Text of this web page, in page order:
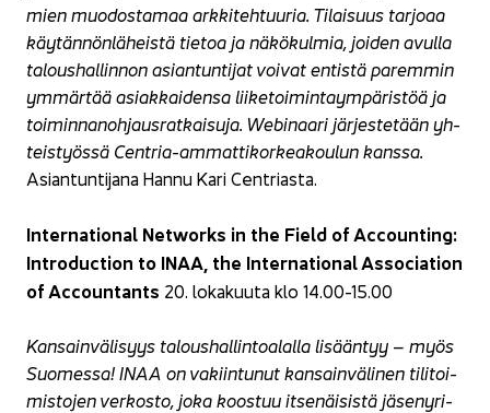
mien muo­dos­ta­maa ark­ki­teh­tuu­ria. Ti­lai­suus tar­jo­aa
käy­tän­nön­lä­heis­tä tie­toa ja nä­kö­kul­mia, joi­den avul­la
ta­lous­hal­lin­non asian­tun­ti­jat voi­vat en­tis­tä pa­rem­min
ym­mär­tää asiak­kai­den­sa lii­ke­toi­min­taym­pä­ris­töä ja
toi­min­na­noh­jaus­rat­kai­su­ja. Webinaari jär­jes­te­tään yh­
teis­työs­sä Centria-​ammattikorkeakoulun kans­sa.
Asian­tun­ti­ja­na Hannu Kari Cent­rias­ta.
In­ter­na­tio­nal Networks in the Field of Accoun­ting:
Int­ro­duc­tion to INAA, the In­ter­na­tio­nal As­socia­tion
of Accoun­tants 20. lo­ka­kuu­ta klo 14.00-15.00
Kan­sain­vä­li­syys ta­lous­hal­lin­toa­lal­la li­sään­tyy – myös
Suo­mes­sa! INAA on va­kiin­tu­nut kan­sain­vä­li­nen ti­li­toi­
mis­to­jen ver­kos­to, joka koos­tuu it­se­näi­sis­tä jä­se­ny­ri­